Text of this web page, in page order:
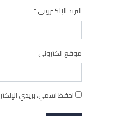
البريد الإلكتروني*
موقع الكتروني
احفظ اسمي، بريدي